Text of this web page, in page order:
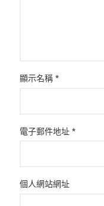
顯示名稱 *
電子郵件地址 *
個人網站網址